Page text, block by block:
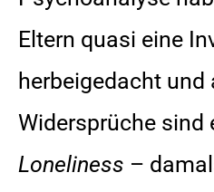
Eltern quasi eine
herbeigedacht und
Widersprüche sind
Loneliness –